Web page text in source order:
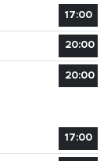
17:00
20:00
20:00
17:00